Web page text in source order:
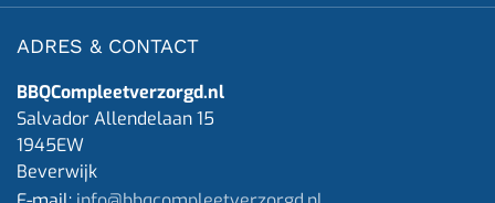
ADRES & CONTACT
BBQCompleetverzorgd.nl
Salvador Allendelaan 15
1945EW
Beverwijk